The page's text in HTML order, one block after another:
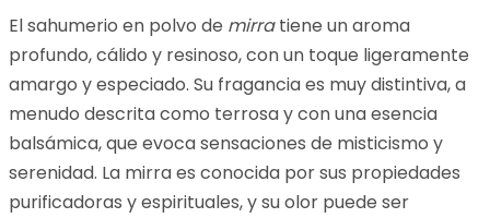
El sahumerio en polvo de mirratiene un aroma
profundo, cálido y resinoso, con un toque ligeramente
amargo y especiado. Su fragancia es muy distintiva, a
menudo descrita como terrosa y con una esencia
balsámica, que evoca sensaciones de misticismo y
serenidad. La mirra es conocida por sus propiedades
purificadoras y espirituales, y su olor puede ser